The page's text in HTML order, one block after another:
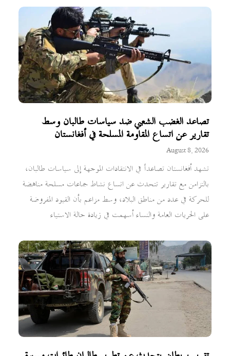
تصاعد الغضب الشعبي ضد سياسات طالبان وسط
تقارير عن اتساع المقاومة المسلحة في أفغانستان
August 8, 2026
تشهد أفغانستان تصاعداً في الانتقادات الموجهة إلى سياسات طالبان،
بالتزامن مع تقارير تتحدث عن اتساع نشاط جماعات مسلحة مناهضة
للحركة في عدد من مناطق البلاد، وسط مزاعم بأن القيود المفروضة
على الحريات العامة والنساء أسهمت في زيادة حالة الاستياء